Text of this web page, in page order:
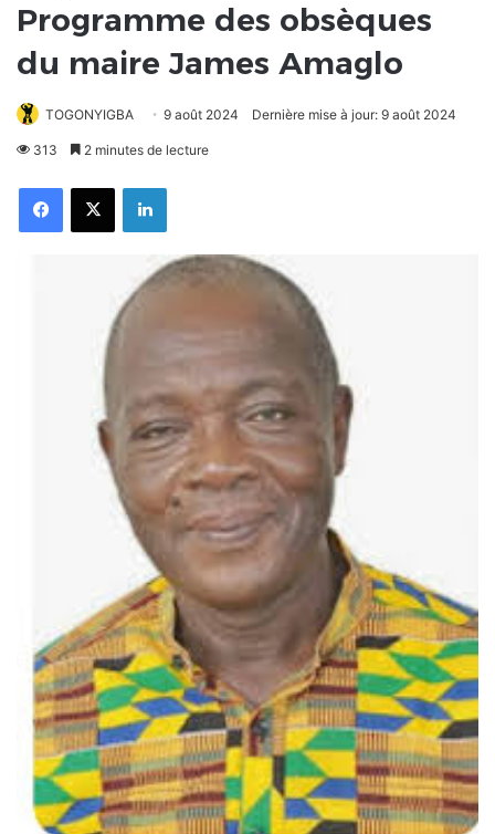
Programme des obsèques
du maire James Amaglo
TOGONYIGBA 9 août 2024 Dernière mise à jour: 9 août 2024
313 2 minutes de lecture
FacebookX Linkedin